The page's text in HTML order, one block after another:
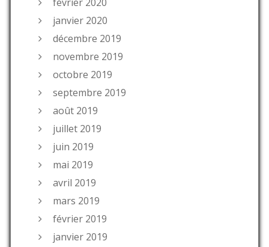
janvier 2020
décembre 2019
novembre 2019
octobre 2019
septembre 2019
août 2019
juillet 2019
juin 2019
mai 2019
avril 2019
mars 2019
février 2019
janvier 2019